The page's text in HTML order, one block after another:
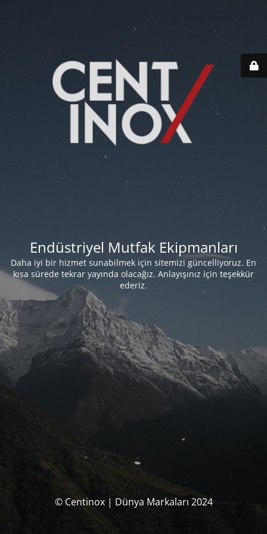
Endüstriyel Mutfak Ekipmanları
Daha iyi bir hizmet sunabilmek için sitemizi güncelliyoruz. En
kısa sürede tekrar yayında olacağız. Anlayışınız için teşekkür
ederiz.
© Centinox | Dünya Markaları 2024